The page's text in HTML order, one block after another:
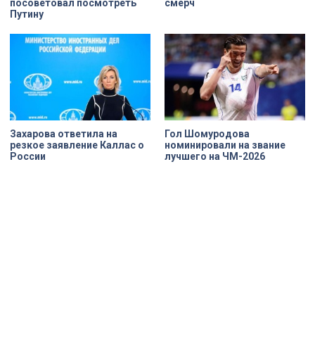
посоветовал посмотреть
Путину
смерч
Захарова ответила на
резкое заявление Каллас о
России
Гол Шомуродова
номинировали на звание
лучшего на ЧМ-2026